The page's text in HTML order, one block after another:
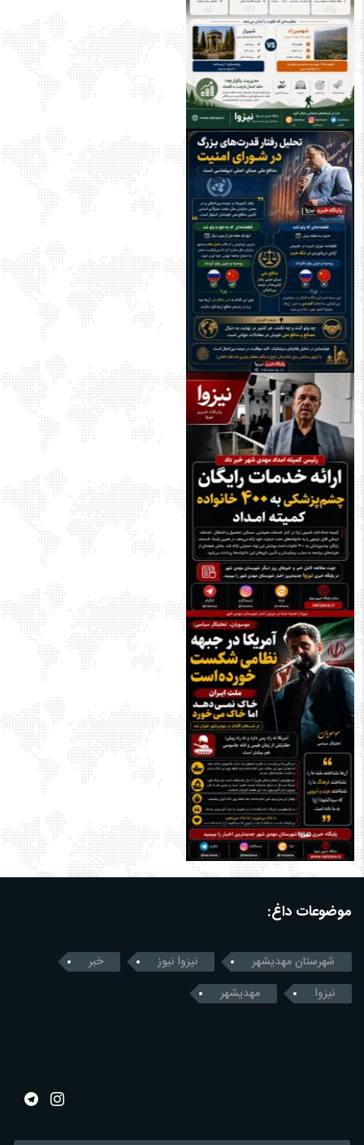
موضوعات داغ:
شهرستان مهدیشهر نیزوا نیوز
خبر
نیزوا
مهدیشهر